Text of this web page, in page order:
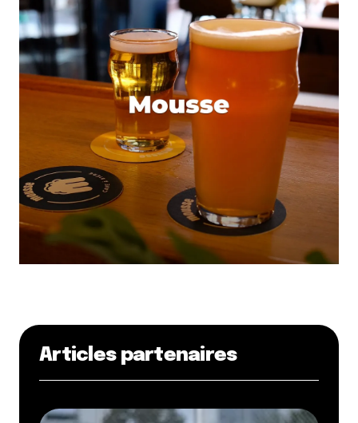
Articles partenaires